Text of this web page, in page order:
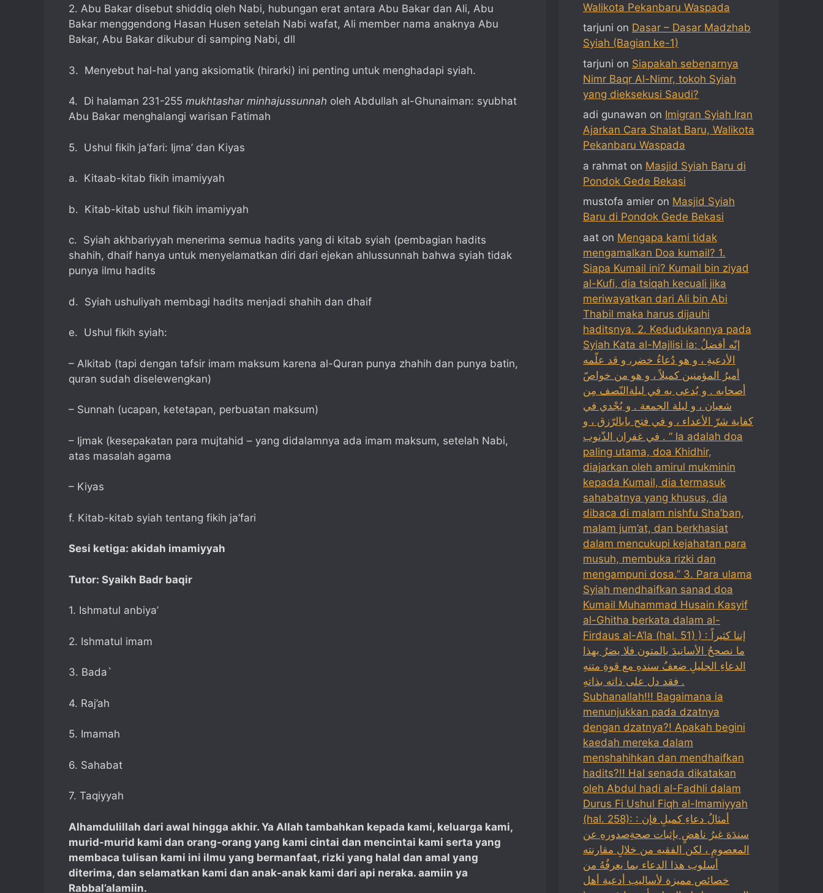
2. Abu Bakar disebut shiddiq oleh Nabi, hubungan erat antara Abu Bakar dan Ali, Abu
Bakar menggendong Hasan Husen setelah Nabi wafat, Ali member nama anaknya Abu
Bakar, Abu Bakar dikubur di samping Nabi, dll
3. Menyebut hal-hal yang aksiomatik (hirarki) ini penting untuk menghadapi syiah.
4. Di halaman 231-255 mukhtashar minhajussunnah oleh Abdullah al-Ghunaiman: syubhat
Abu Bakar menghalangi warisan Fatimah
5. Ushul fikih ja’fari: Ijma’ dan Kiyas
a. Kitaab-kitab fikih imamiyyah
b. Kitab-kitab ushul fikih imamiyyah
c. Syiah akhbariyyah menerima semua hadits yang di kitab syiah (pembagian hadits
shahih, dhaif hanya untuk menyelamatkan diri dari ejekan ahlussunnah bahwa syiah tidak
punya ilmu hadits
d. Syiah ushuliyah membagi hadits menjadi shahih dan dhaif
e. Ushul fikih syiah:
– Alkitab (tapi dengan tafsir imam maksum karena al-Quran punya zhahih dan punya batin,
quran sudah diselewengkan)
– Sunnah (ucapan, ketetapan, perbuatan maksum)
– Ijmak (kesepakatan para mujtahid – yang didalamnya ada imam maksum, setelah Nabi,
atas masalah agama
– Kiyas
f. Kitab-kitab syiah tentang fikih ja’fari
Sesi ketiga: akidah imamiyyah
Tutor: Syaikh Badr baqir
1. Ishmatul anbiya’
2. Ishmatul imam
3. Bada`
4. Raj’ah
5. Imamah
6. Sahabat
7. Taqiyyah
Alhamdulillah dari awal hingga akhir. Ya Allah tambahkan kepada kami, keluarga kami,
murid-murid kami dan orang-orang yang kami cintai dan mencintai kami serta yang
membaca tulisan kami ini ilmu yang bermanfaat, rizki yang halal dan amal yang
diterima, dan selamatkan kami dan anak-anak kami dari api neraka. aamiin ya
Rabbal’alamiin.
Walikota Pekanbaru Waspada
tarjuni on Dasar – Dasar Madzhab
Syiah (Bagian ke-1)
tarjuni on Siapakah sebenarnya
Nimr Baqr Al-Nimr, tokoh Syiah
yang dieksekusi Saudi?
adi gunawan on Imigran Syiah Iran
Ajarkan Cara Shalat Baru, Walikota
Pekanbaru Waspada
a rahmat on Masjid Syiah Baru di
Pondok Gede Bekasi
mustofa amier on Masjid Syiah
Baru di Pondok Gede Bekasi
aat on Mengapa kami tidak
mengamalkan Doa kumail? 1.
Siapa Kumail ini? Kumail bin ziyad
al-Kufi, dia tsiqah kecuali jika
meriwayatkan dari Ali bin Abi
Thabil maka harus dijauhi
haditsnya. 2. Kedudukannya pada
Syiah Kata al-Majlisi ia: إنّه أفضلُ
الأدعيةِ ، و هو دُعاءُ خضر، و قد علّمه
أميرُ المؤمنين كميلاً ، و هو من خواصّ
أصحابه . و يُدعى به في ليلةالنّصف مِن
شعبان ، و ليلة الجمعة . و يُجْدي في
كفاية شرّ الأعداء ، و في فتح بابالرّزق ، و
في غفران الذّنوب . “ Ia adalah doa
paling utama, doa Khidhir,
diajarkan oleh amirul mukminin
kepada Kumail, dia termasuk
sahabatnya yang khusus, dia
dibaca di malam nishfu Sha’ban,
malam jum’at, dan berkhasiat
dalam mencukupi kejahatan para
musuh, membuka rizki dan
mengampuni dosa.” 3. Para ulama
Syiah mendhaifkan sanad doa
Kumail Muhammad Husain Kasyif
al-Ghitha berkata dalam al-
Firdaus al-A’la (hal. 51) ) : إننا كثيراً
ما نصححُ الأسانيدَ بالمتون فلا يضرُ بهذا
الدعاءِ الجليلِ ضعفُ سندهِ مع قوةِ متنهِ
فقد دل على ذاته بذاتهِ .
Subhanallah!!! Bagaimana ia
menunjukkan pada dzatnya
dengan dzatnya?! Apakah begini
kaedah mereka dalam
menshahihkan dan mendhaifkan
hadits?!! Hal senada dikatakan
oleh Abdul hadi al-Fadhli dalam
Durus Fi Ushul Fiqh al-Imamiyyah
(hal. 258): : أمثالُ دعاءِ كميلِ فإن
سندَهَ غيرُ ناهضٍ بإثبات صحةِصدورهِ عن
المعصومِ ، لكن الفقيه من خلالِ مقارنته
أسلوب هذا الدعاء بما يعرفُهُ من
خصائص مميزة لأساليب أدعية أهل